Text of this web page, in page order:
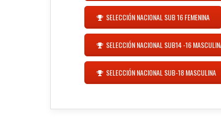
SELECCIÓN NACIONAL SUB 16 FEMENINA
SELECCIÓN NACIONAL SUB14 -16
SELECCIÓN NACIONAL SUB-18 MASCULINA